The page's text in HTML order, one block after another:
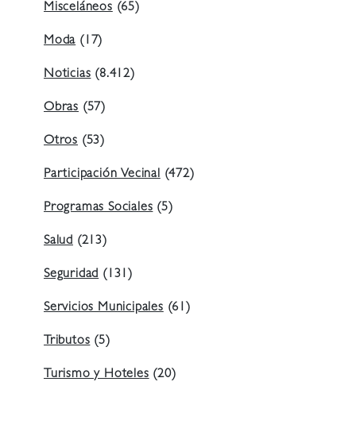
Misceláneos (65)
Moda (17)
Noticias (8.412)
Obras (57)
Otros (53)
Participación Vecinal (472)
Programas Sociales (5)
Salud (213)
Seguridad (131)
Servicios Municipales (61)
Tributos (5)
Turismo y Hoteles (20)